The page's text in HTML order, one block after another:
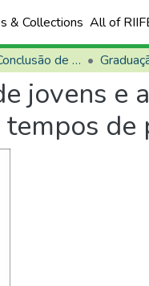
& Collections All of
Trabalhos de Conclusão de Curso (TCCs)
jovens e
de